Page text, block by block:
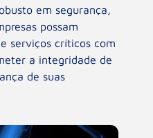
em segurança,
possam
serviços críticos com
a integridade de
de suas